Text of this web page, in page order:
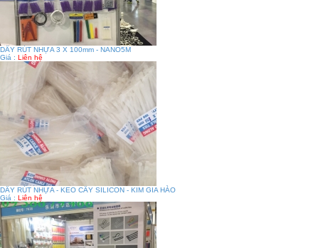
DÂY RÚT NHỰA 3 X 100mm - NANO5M
Giá : Liên hệ
DÂY RÚT NHỰA - KEO CÂY SILICON - KIM GIA HÀO
Giá : Liên hệ